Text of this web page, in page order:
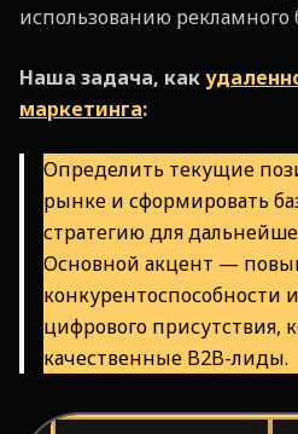
использованию рекламного
Наша задача, как
маркетинга:
Определить текущие
рынке и сформировать
стратегию для
Основной акцент —
конкурентоспособности
цифрового присутствия,
качественные B2B-лиды.